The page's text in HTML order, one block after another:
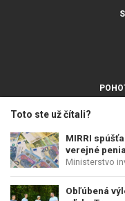
Toto ste už čítali?
MIRRI
verejné
Ministerstvo
Obľúbená
OCHRANA
COPYRIGHT ©